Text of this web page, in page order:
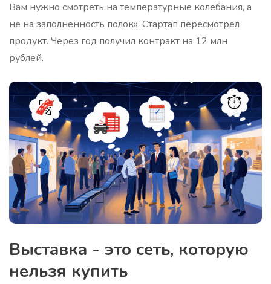
Вам нужно смотреть на температурные колебания, а
не на заполненность полок». Стартап пересмотрел
продукт. Через год получил контракт на 12 млн
рублей.
Выставка - это сеть, которую
нельзя купить